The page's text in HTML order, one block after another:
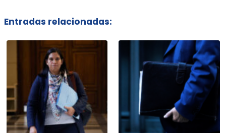
Entradas relacionadas: